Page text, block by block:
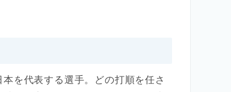
本を代表する選手。どの打順を任さ